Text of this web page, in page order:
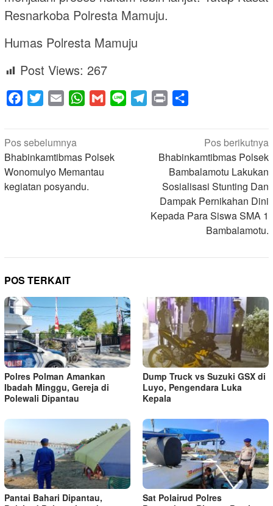
Resnarkoba Polresta Mamuju.
Humas Polresta Mamuju
Post Views: 267
Facebook
Twitter Email WhatsApp
Gmail Line Telegram
Print
Navigasi
pos
Pos sebelumnya
Bhabinkamtibmas Polsek
Wonomulyo Memantau
kegiatan posyandu.
Pos berikutnya
Bhabinkamtibmas Polsek
Bambalamotu Lakukan
Sosialisasi Stunting Dan
Dampak Pernikahan Dini
Kepada Para Siswa SMA 1
Bambalamotu.
POS TERKAIT
Polres Polman Amankan
Ibadah Minggu, Gereja di
Polewali Dipantau
Dump Truck vs Suzuki GSX di
Luyo, Pengendara Luka
Kepala
Pantai Bahari Dipantau,
Sat Polairud Polres